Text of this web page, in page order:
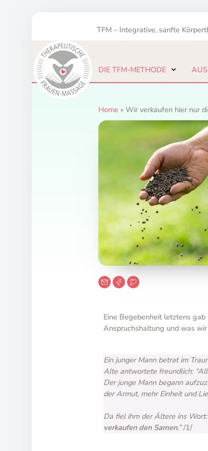
TFM – Integrative, sanfte
DIE TFM-METHODE
Home » Wir verkaufen hier nur
Eine Begebenheit letztens
Anspruchshaltung und was
Ein junger Mann betrat im
Alte antwortete freundlich:
Der junge Mann begann
der Armut, mehr Einheit und
Da fiel ihm der Ältere ins
verkaufen den Samen.”/1/